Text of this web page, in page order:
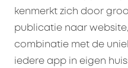
kenmerkt zich door
publicatie naar
combinatie met de
iedere app in eigen